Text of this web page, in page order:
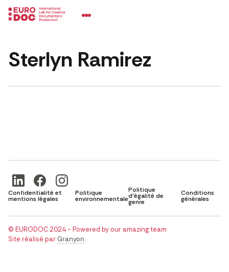
Sterlyn Ramirez
Confidentialité et
mentions légales
Politique
environnementale
Politique
d'égalité de
genre
Conditions
générales
© EURODOC 2024 - Powered by our amazing team
Site réalisé par Granyon.